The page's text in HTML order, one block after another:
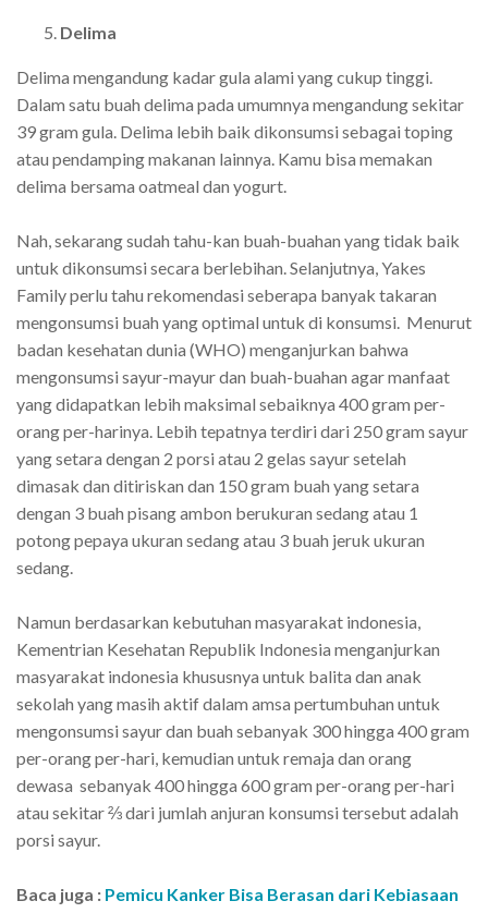
Delima
Delima mengandung kadar gula alami yang cukup tinggi.
Dalam satu buah delima pada umumnya mengandung sekitar
39 gram gula. Delima lebih baik dikonsumsi sebagai toping
atau pendamping makanan lainnya. Kamu bisa memakan
delima bersama oatmeal dan yogurt.
Nah, sekarang sudah tahu-kan buah-buahan yang tidak baik
untuk dikonsumsi secara berlebihan. Selanjutnya, Yakes
Family perlu tahu rekomendasi seberapa banyak takaran
mengonsumsi buah yang optimal untuk di konsumsi. Menurut
badan kesehatan dunia (WHO) menganjurkan bahwa
mengonsumsi sayur-mayur dan buah-buahan agar manfaat
yang didapatkan lebih maksimal sebaiknya 400 gram per-
orang per-harinya. Lebih tepatnya terdiri dari 250 gram sayur
yang setara dengan 2 porsi atau 2 gelas sayur setelah
dimasak dan ditiriskan dan 150 gram buah yang setara
dengan 3 buah pisang ambon berukuran sedang atau 1
potong pepaya ukuran sedang atau 3 buah jeruk ukuran
sedang.
Namun berdasarkan kebutuhan masyarakat indonesia,
Kementrian Kesehatan Republik Indonesia menganjurkan
masyarakat indonesia khususnya untuk balita dan anak
sekolah yang masih aktif dalam amsa pertumbuhan untuk
mengonsumsi sayur dan buah sebanyak 300 hingga 400 gram
per-orang per-hari, kemudian untuk remaja dan orang
dewasa sebanyak 400 hingga 600 gram per-orang per-hari
atau sekitar ⅔ dari jumlah anjuran konsumsi tersebut adalah
porsi sayur.
Baca juga : Pemicu Kanker Bisa Berasan dari Kebiasaan